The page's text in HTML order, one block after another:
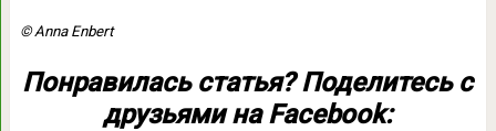
© Anna Enbert
Понравилась статья? Поделитесь с
друзьями на Facebook: